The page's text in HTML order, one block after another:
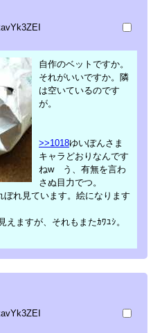
自作のベットですか。
それがいいですか。隣
は空いているのです
が。
>>1018ゆいぽんさま
キャラどおりなんです
ねw う、有無を言わ
さぬ目力でつ。
れ見ています。絵になります
えますが、それもまたｶﾜﾕｼ。